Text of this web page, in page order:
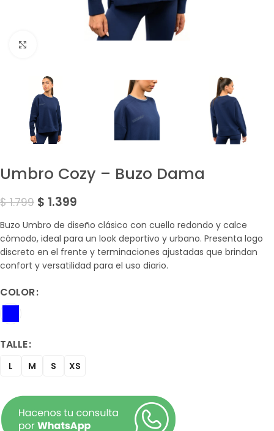
Amplía la Imagen
Umbro Cozy – Buzo Dama
$1.799 $ 1.399
Buzo Umbro de diseño clásico con cuello redondo y calce
cómodo, ideal para un look deportivo y urbano. Presenta logo
discreto en el frente y terminaciones ajustadas que brindan
confort y versatilidad para el uso diario.
COLOR
TALLE
L M S XS